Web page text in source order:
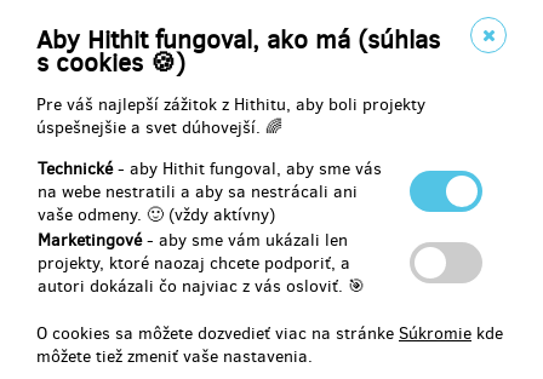
Aby Hithit fungoval, ako má (súhlas
s cookies 🍪)
Pre váš najlepší zážitok z Hithitu, aby boli projekty
úspešnejšie a svet dúhovejší. 🌈
Technické- aby Hithit fungoval, aby sme vás
na webe nestratili a aby sa nestrácali ani
vaše odmeny. 🙂 (vždy aktívny)
Marketingové- aby sme vám ukázali len
projekty, ktoré naozaj chcete podporiť, a
autori dokázali čo najviac z vás osloviť. 🎯
O cookies sa môžete dozvedieť viac na stránke Súkromie kde
môžete tiež zmeniť vaše nastavenia.
Najdete nás na